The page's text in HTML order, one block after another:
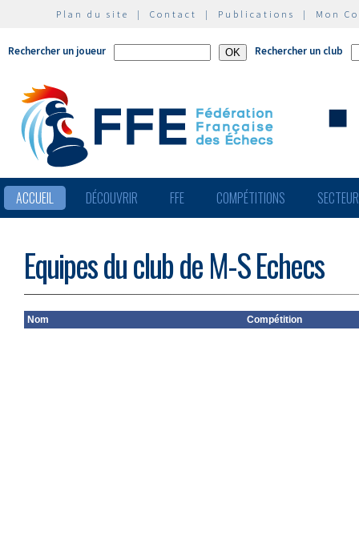
Plan du site | Contact | Publications | Mon
Rechercher un joueur Rechercher un club
ACCUEIL DÉCOUVRIR FFE COMPÉTITIONS
Equipes du club de M-S Echecs
Nom Compétition